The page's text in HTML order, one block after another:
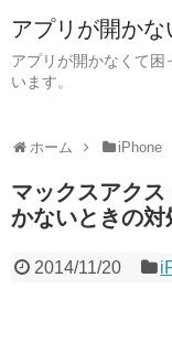
アプリが開か
アプリが開かなくて困
います。
ホーム iPhone
マックスアク
かないときの
2014/11/20